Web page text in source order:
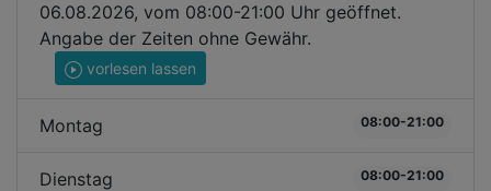
06.08.2026, vom 08:00-21:00 Uhr geöffnet.
Angabe der Zeiten ohne Gewähr.
vorlesen lassen
Montag 08:00-21:00
Dienstag 08:00-21:00